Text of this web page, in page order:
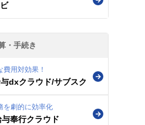
・手続き
費用対効果！
dxクラウド/サブスク
を劇的に効率化
奉行クラウド